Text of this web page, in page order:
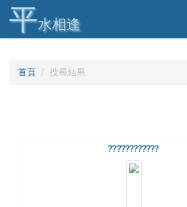
平水相逢
首頁 搜尋結果
????????????